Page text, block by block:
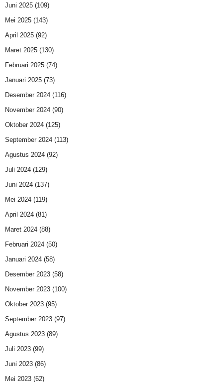
Juni 2025 (109)
Mei 2025 (143)
April 2025 (92)
Maret 2025 (130)
Februari 2025 (74)
Januari 2025 (73)
Desember 2024 (116)
November 2024 (90)
Oktober 2024 (125)
September 2024 (113)
Agustus 2024 (92)
Juli 2024 (129)
Juni 2024 (137)
Mei 2024 (119)
April 2024 (81)
Maret 2024 (88)
Februari 2024 (50)
Januari 2024 (58)
Desember 2023 (58)
November 2023 (100)
Oktober 2023 (95)
September 2023 (97)
Agustus 2023 (89)
Juli 2023 (99)
Juni 2023 (86)
Mei 2023 (62)